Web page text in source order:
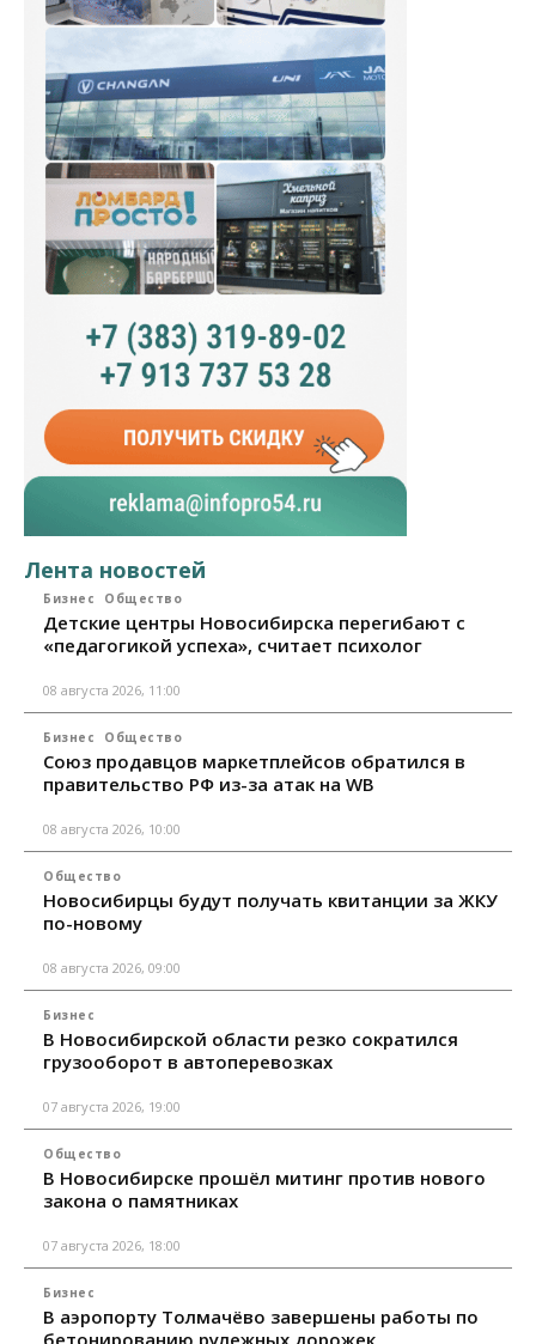
Лента новостей
Бизнес Общество
Детские центры Новосибирска перегибают с
«педагогикой успеха», считает психолог
08 августа 2026, 11:00
Бизнес Общество
Союз продавцов маркетплейсов обратился в
правительство РФ из-за атак на WB
08 августа 2026, 10:00
Общество
Новосибирцы будут получать квитанции за ЖКУ
по-новому
08 августа 2026, 09:00
Бизнес
В Новосибирской области резко сократился
грузооборот в автоперевозках
07 августа 2026, 19:00
Общество
В Новосибирске прошёл митинг против нового
закона о памятниках
07 августа 2026, 18:00
Бизнес
В аэропорту Толмачёво завершены работы по